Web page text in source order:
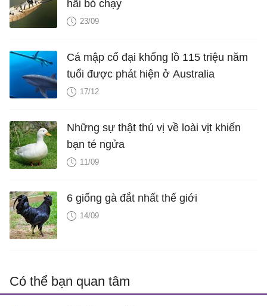
hãi bỏ chạy
23/09
Cá mập cổ đại khổng lồ 115 triệu năm
tuổi được phát hiện ở Australia
17/12
Những sự thật thú vị về loài vịt khiến
bạn té ngửa
11/09
6 giống gà đắt nhất thế giới
14/09
Có thể bạn quan tâm